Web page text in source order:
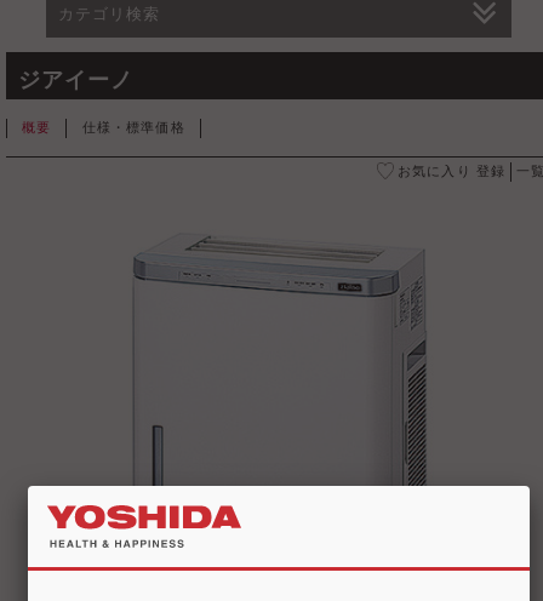
カテゴリ検索
ジアイーノ
概要 仕様・標準価格
お気に入り 登録 一